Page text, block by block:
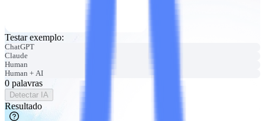
Testar exemplo:
ChatGPT
Claude
Human
Human + AI
0 palavras
Detectar IA
Resultado